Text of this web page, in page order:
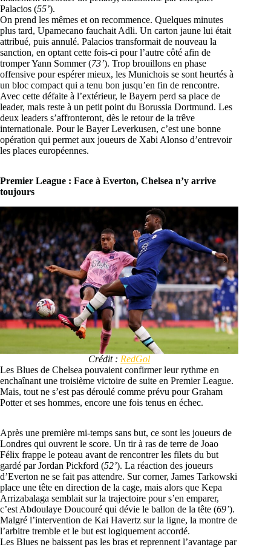
Palacios (55’).
On prend les mêmes et on recommence. Quelques minutes
plus tard, Upamecano fauchait Adli. Un carton jaune lui était
attribué, puis annulé. Palacios transformait de nouveau la
sanction, en optant cette fois-ci pour l’autre côté afin de
tromper Yann Sommer (73’). Trop brouillons en phase
offensive pour espérer mieux, les Munichois se sont heurtés à
un bloc compact qui a tenu bon jusqu’en fin de rencontre.
Avec cette défaite à l’extérieur, le Bayern perd sa place de
leader, mais reste à un petit point du Borussia Dortmund. Les
deux leaders s’affronteront, dès le retour de la trêve
internationale. Pour le Bayer Leverkusen, c’est une bonne
opération qui permet aux joueurs de Xabi Alonso d’entrevoir
les places européennes.
Premier League : Face à Everton, Chelsea n’y arrive
toujours
Crédit : RedGol
Les Blues de Chelsea pouvaient confirmer leur rythme en
enchaînant une troisième victoire de suite en Premier League.
Mais, tout ne s’est pas déroulé comme prévu pour Graham
Potter et ses hommes, encore une fois tenus en échec.
Après une première mi-temps sans but, ce sont les joueurs de
Londres qui ouvrent le score. Un tir à ras de terre de Joao
Félix frappe le poteau avant de rencontrer les filets du but
gardé par Jordan Pickford (52’). La réaction des joueurs
d’Everton ne se fait pas attendre. Sur corner, James Tarkowski
place une tête en direction de la cage, mais alors que Kepa
Arrizabalaga semblait sur la trajectoire pour s’en emparer,
c’est Abdoulaye Doucouré qui dévie le ballon de la tête (69’).
Malgré l’intervention de Kai Havertz sur la ligne, la montre de
l’arbitre tremble et le but est logiquement accordé.
Les Blues ne baissent pas les bras et reprennent l’avantage par